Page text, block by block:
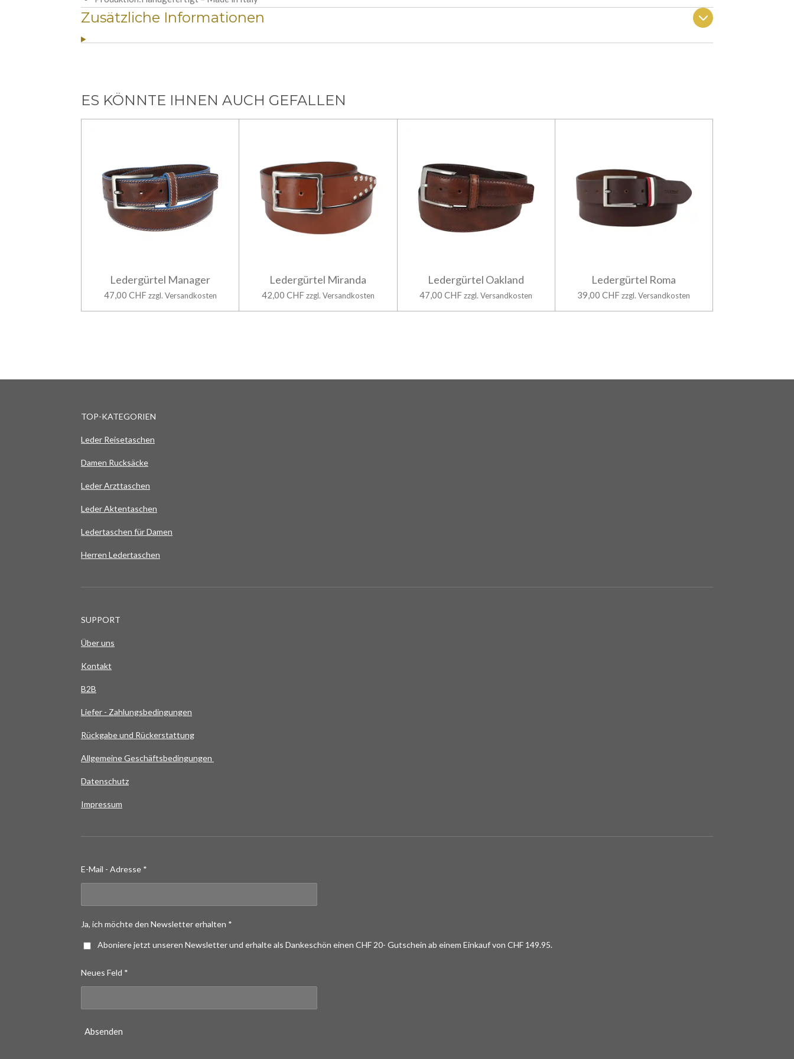
Zusätzliche Informationen
ES KÖNNTE IHNEN AUCH GEFALLEN
Ledergürtel Manager
47,00 CHF zzgl. Versandkosten
Ledergürtel Miranda
42,00 CHFzzgl. Versandkosten
Ledergürtel Oakland
47,00 CHFzzgl. Versandkosten
Ledergürtel Roma
39,00 CHF zzgl. Versandkosten
TOP-KATEGORIEN
Leder Reisetaschen
Damen Rucksäcke
Leder Arzttaschen
Leder Aktentaschen
Ledertaschen für Damen
Herren Ledertaschen
SUPPORT
Über uns
Kontakt
B2B
Liefer - Zahlungsbedingungen
Rückgabe und Rückerstattung
Allgemeine Geschäftsbedingungen
Datenschutz
Impressum
E-Mail - Adresse *
Ja, ich möchte den Newsletter erhalten *
Aboniere jetzt unseren Newsletter und erhalte als Dankeschön einen CHF 20- Gutschein ab einem Einkauf von CHF 149.95.
Neues Feld *
Absenden